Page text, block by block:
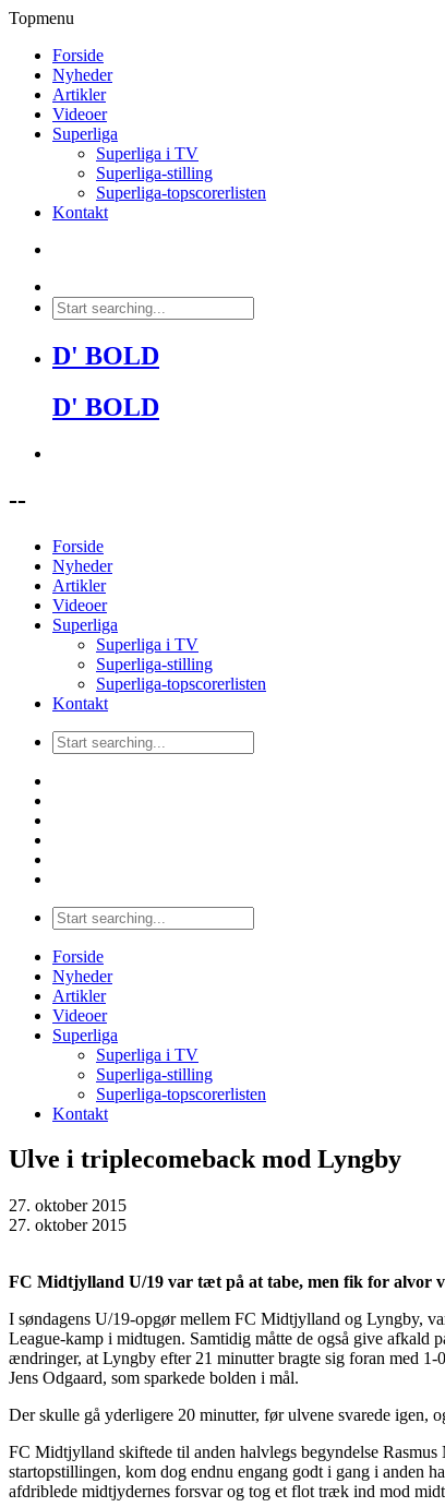
Topmenu
Forside
Nyheder
Artikler
Videoer
Superliga
Superliga i TV
Superliga-stilling
Superliga-topscorerlisten
Kontakt
D' BOLD
D' BOLD
--
Forside
Nyheder
Artikler
Videoer
Superliga
Superliga i TV
Superliga-stilling
Superliga-topscorerlisten
Kontakt
Forside
Nyheder
Artikler
Videoer
Superliga
Superliga i TV
Superliga-stilling
Superliga-topscorerlisten
Kontakt
Ulve i triplecomeback mod Lyngby
27. oktober 2015
27. oktober 2015
FC Midtjylland U/19 var tæt på at tabe, men fik for alvor
I søndagens U/19-opgør mellem FC Midtjylland og Lyngby,
League-kamp i midtugen. Samtidig måtte de også give afkald
ændringer, at Lyngby efter 21 minutter bragte sig foran med
Jens Odgaard, som sparkede bolden i mål.
Der skulle gå yderligere 20 minutter, før ulvene svarede igen,
FC Midtjylland skiftede til anden halvlegs begyndelse Rasmus
startopstillingen, kom dog endnu engang godt i gang i anden
afdriblede midtjydernes forsvar og tog et flot træk ind mod